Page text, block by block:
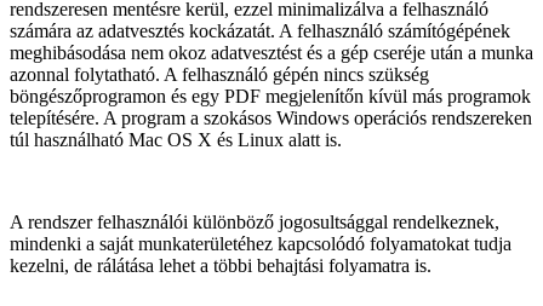
rendszeresen mentésre kerül, ezzel minimalizálva a felhasználó
számára az adatvesztés kockázatát. A felhasználó számítógépének
meghibásodása nem okoz adatvesztést és a gép cseréje után a munka
azonnal folytatható. A felhasználó gépén nincs szükség
böngészőprogramon és egy PDF megjelenítőn kívül más programok
telepítésére. A program a szokásos Windows operációs rendszereken
túl használható Mac OS X és Linux alatt is.
A rendszer felhasználói különböző jogosultsággal rendelkeznek,
mindenki a saját munkaterületéhez kapcsolódó folyamatokat tudja
kezelni, de rálátása lehet a többi behajtási folyamatra is.